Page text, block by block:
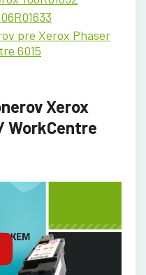
pre Xerox Phaser
6015
Xerox
WorkCentre